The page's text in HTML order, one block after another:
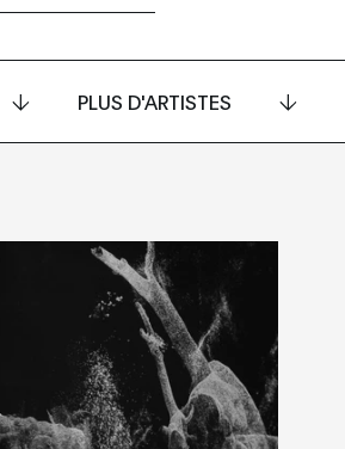
PLUS D'ARTISTES